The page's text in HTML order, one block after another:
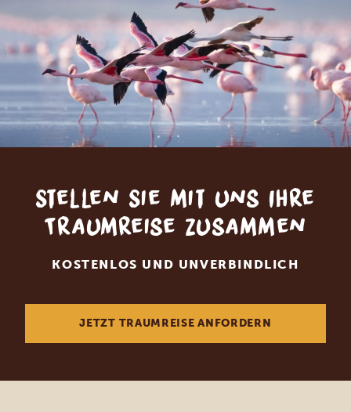
Stellen Sie mit uns Ihre
Traumreise zusammen
KOSTENLOS UND UNVERBINDLICH
JETZT TRAUMREISE ANFORDERN